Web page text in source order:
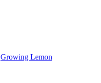
Growing Lemon